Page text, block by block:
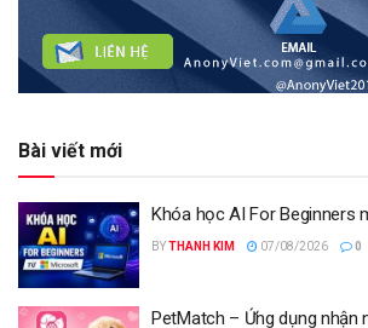
Bài viết mới
Khóa học AI For Beginners
BYTHANH KIM 07/08/2026 0
PetMatch – Ứng dụng nhận